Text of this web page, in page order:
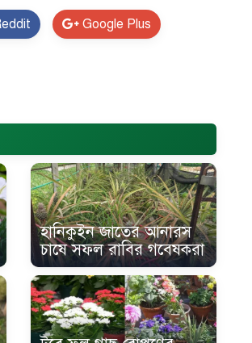
Google Plus
হানিকুইন জাতের আনারস
চাষে সফল রাবির গবেষকরা